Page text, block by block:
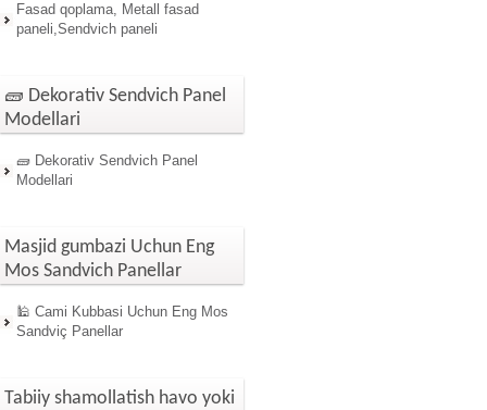
Fasad qoplama, Metall fasad
paneli,Sendvich paneli
🧱 Dekorativ Sendvich Panel
Modellari
🧱 Dekorativ Sendvich Panel
Modellari
Masjid gumbazi Uchun Eng
Mos Sandvich Panellar
🕌 Cami Kubbasi Uchun Eng Mos
Sandviç Panellar
Tabiiy shamollatish havo yoki